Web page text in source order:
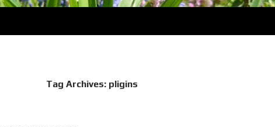
Tag Archives: pligins